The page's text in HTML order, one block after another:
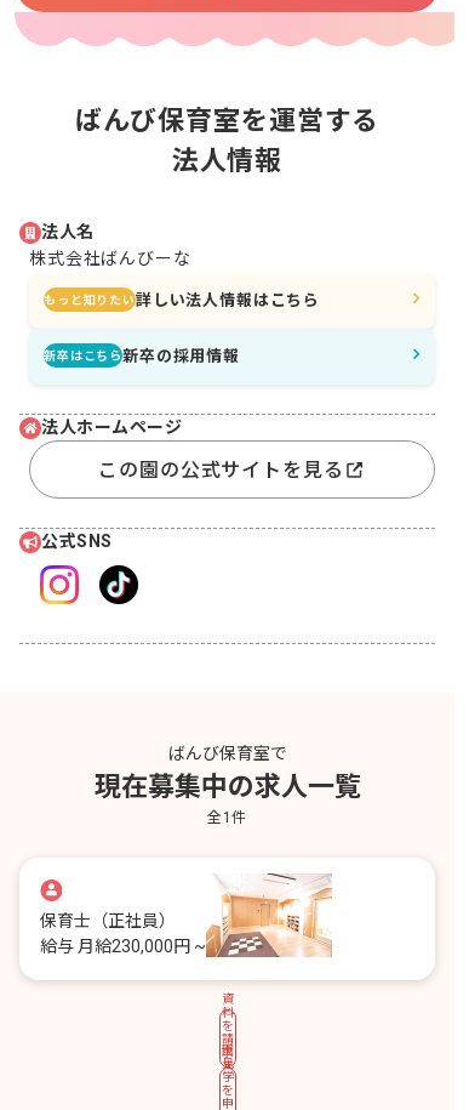
ばんび保育室を運営する
法人情報
法人名
株式会社ばんびーな
もっと知りたい詳しい法人情報はこちら
新卒はこちら新卒の採用情報
法人ホームページ
この園の公式サイトを見る
公式SNS
ばんび保育室で
現在募集中の求人一覧
全 1件
保育士 （正社員）
給与 月給230,000円 ~
資
料
を
請
求
す
る
園
見
学
を
申